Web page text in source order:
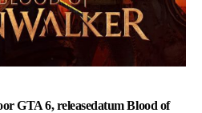
GTA 6, releasedatum Blood of